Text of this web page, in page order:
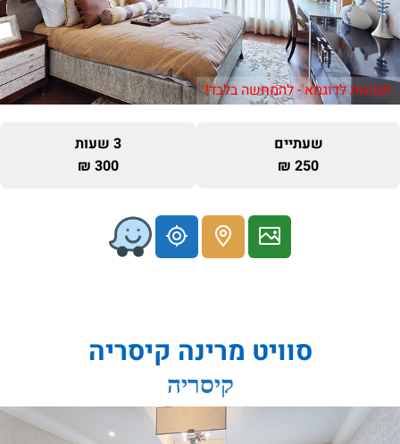
תמונות לדוגמא - להמחשה בלבד!
שעתיים
250 ₪
3 שעות
300 ₪
סוויט מרינה קיסריה
קיסריה